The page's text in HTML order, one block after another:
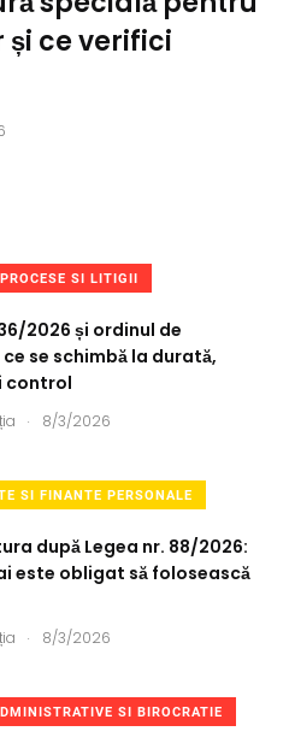
ce verifici
SI LITIGII
2026 și ordinul de
se schimbă la durată,
control
. 8/3/2026
SI FINANTE PERSONALE
după Legea nr. 88/2026:
este obligat să folosească
. 8/3/2026
SI BIROCRATIE